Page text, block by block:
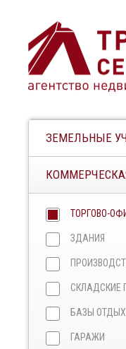
ЗЕМЕЛЬНЫЕ
ТОРГОВО-
ЗДАНИЯ
СКЛАДСКИЕ
БАЗЫ
ГАРАЖИ